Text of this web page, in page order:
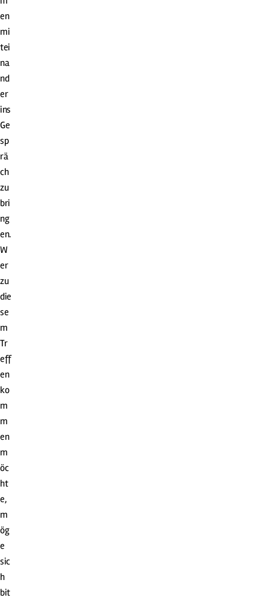
en
mi
tei
na
nd
er
ins
Ge
sp
rä
ch
zu
bri
ng
en.
W
er
zu
die
se
m
Tr
eff
en
ko
m
m
en
m
öc
ht
e,
m
ög
e
sic
h
bit